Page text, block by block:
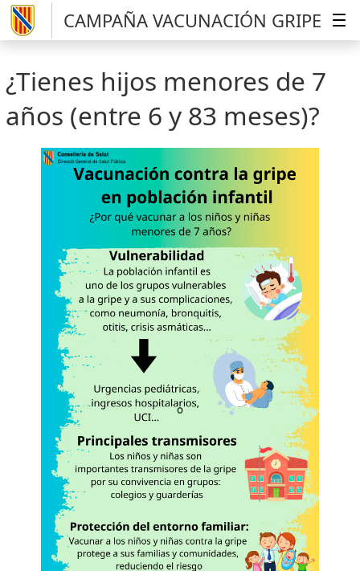
CAMPAÑA VACUNACIÓN GRIPE
¿Tienes hijos menores de 7
años (entre 6 y 83 meses)?